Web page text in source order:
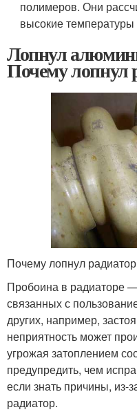
полимеров. Они
высокие
Лопнул
Почему лопнул
Почему лопнул
Пробоина в радиаторе
связанных с
других, например,
неприятность может
угрожая затоплением
предупредить, чем
если знать причины, из-
радиатор.